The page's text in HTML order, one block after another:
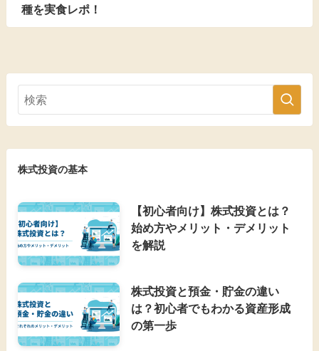
種を実食レポ！
株式投資の基本
【初心者向け】株式投資とは？
始め方やメリット・デメリット
を解説
株式投資と預金・貯金の違い
は？初心者でもわかる資産形成
の第一歩